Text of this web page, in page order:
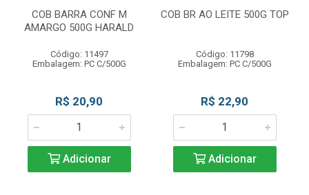
COB BARRA CONF M
AMARGO 500G HARALD
Código: 11497
Embalagem: PC C/500G
R$ 20,90
Adicionar
COB BR AO LEITE 500G TOP
Código: 11798
Embalagem: PC C/500G
R$ 22,90
Adicionar